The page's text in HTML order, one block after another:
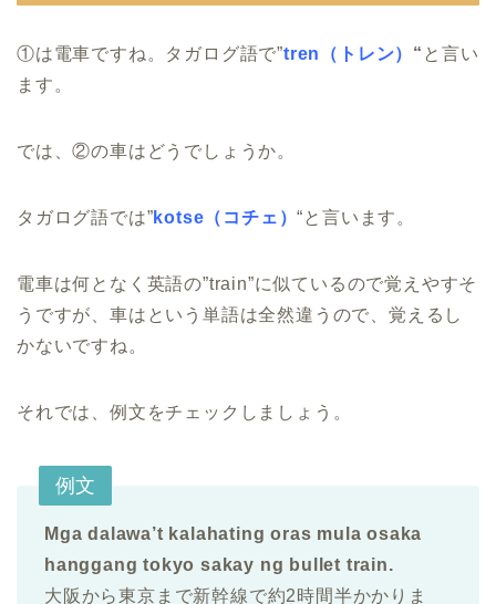
①は電車ですね。タガログ語で”tren（トレン） “ と言い
ます。
では、②の車はどうでしょうか。
タガログ語では”kotse（コチェ）“と言います。
電車は何となく英語の”train”に似ているので覚えやすそ
うですが、車はという単語は全然違うので、覚えるし
かないですね。
それでは、例文をチェックしましょう。
例文
Mga dalawa’t kalahating oras mula osaka
hanggang tokyo sakay ng bullet train.
大阪から東京まで新幹線で約2時間半かかりま